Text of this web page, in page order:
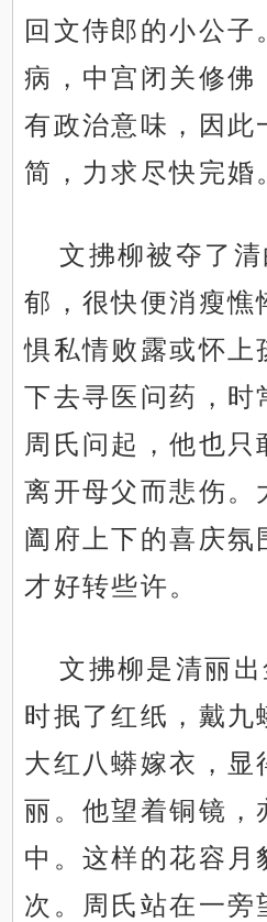
回文侍郎的小公子
病，中宫闭关修佛
有政治意味，因此
简，力求尽快完婚
文拂柳被夺了
郁，很快便消瘦憔
惧私情败露或怀上
下去寻医问药，时
周氏问起，他也只
离开母父而悲伤。
阖府上下的喜庆氛
才好转些许。
文拂柳是清丽
时抿了红纸，戴九
大红八蟒嫁衣，显
丽。他望着铜镜，
中。这样的花容月
次。周氏站在一旁